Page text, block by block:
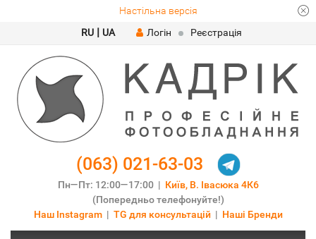
Настільна версія
RU | UA Логін Реєстрація
(063) 021-63-03
Пн—Пт: 12:00—17:00 | Київ, В. Івасюка 4К6
(Попередньо телефонуйте!)
Наш Instagram| TG для консультацій| Наші Бренди